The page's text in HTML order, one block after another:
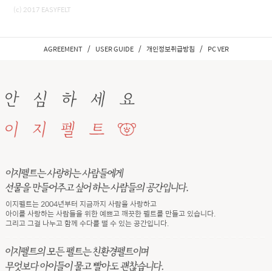
(c) 2017 EASYFELT
AGREEMENT / USER GUIDE / 개인정보취급방침 / PC VER
이지펠트는 2004년부터 지금까지 사람을 사랑하고
아이를 사랑하는 사람들을 위한 예쁘고 깨끗한 펠트를 만들고 있습니다.
그리고 그걸 나누고 함께 수다를 떨 수 있는 공간입니다.